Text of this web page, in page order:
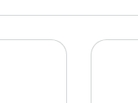
populariteit